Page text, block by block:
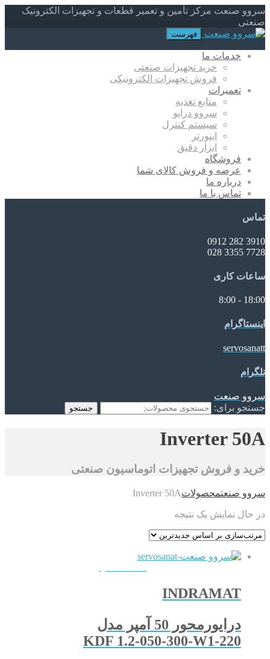
سروو صنعت مرکز تأمین و تعمیر قطعات و تجهیزات الکترونیک
صنعتی
فهرست
خدمات ما
خرید تجهیزات صنعتی
فروش تجهیزات الکترونیکی
تعمیرات
منابع تغذیه
سروو درایو
سیستم کنترل
اینورتر
ابزار دقیق
فروشگاه
عرضه و فروش کالای شما
درباره ما
تماس با ما
تماس
3910 282 0912
7728 3355 028
ساعات کاری
18:00 - 8:00
اینستاگرام
servosanatt
تلگرام
سروو صنعت
جستجو برای:
جستجو
Inverter 50A
خرید و فروش تجهیزات اتوماسیون صنعتی
سروو صنعتمحصولاتInverter 50A
در حال نمایش یک نتیجه
INDRAMAT
درایورمحور 50 آمپر مدل
KDF 1.2-050-300-W1-220